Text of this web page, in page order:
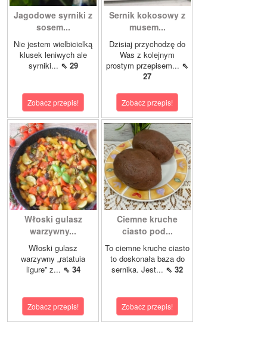
Jagodowe syrniki z
sosem...
Nie jestem wielbicielką
klusek leniwych ale
syrniki... ⇖ 29
Zobacz przepis!
Sernik kokosowy z
musem...
Dzisiaj przychodzę do
Was z kolejnym
prostym przepisem... ⇖
27
Zobacz przepis!
Włoski gulasz
warzywny...
Włoski gulasz
warzywny „ratatuia
ligure” z... ⇖ 34
Zobacz przepis!
Ciemne kruche
ciasto pod...
To ciemne kruche ciasto
to doskonała baza do
sernika. Jest... ⇖ 32
Zobacz przepis!